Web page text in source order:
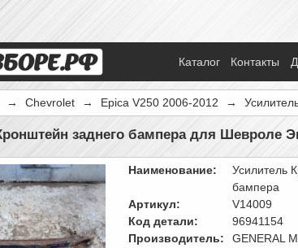
Каталог Контакты
→ Chevrolet → Epica V250 2006-2012 →
заднего бампера для Шевроле
Наименование:
Усилитель
бампера
Артикул:
V14009
Код детали:
96941154
Производитель:
GENERAL